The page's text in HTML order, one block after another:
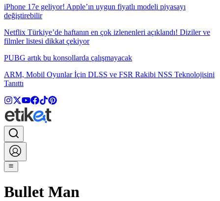
iPhone 17e geliyor! Apple’ın uygun fiyatlı modeli piyasayı
değiştirebilir
Netflix Türkiye’de haftanın en çok izlenenleri açıklandı! Diziler ve
filmler listesi dikkat çekiyor
PUBG artık bu konsollarda çalışmayacak
ARM, Mobil Oyunlar İçin DLSS ve FSR Rakibi NSS Teknolojisini
Tanıttı
Bullet Man